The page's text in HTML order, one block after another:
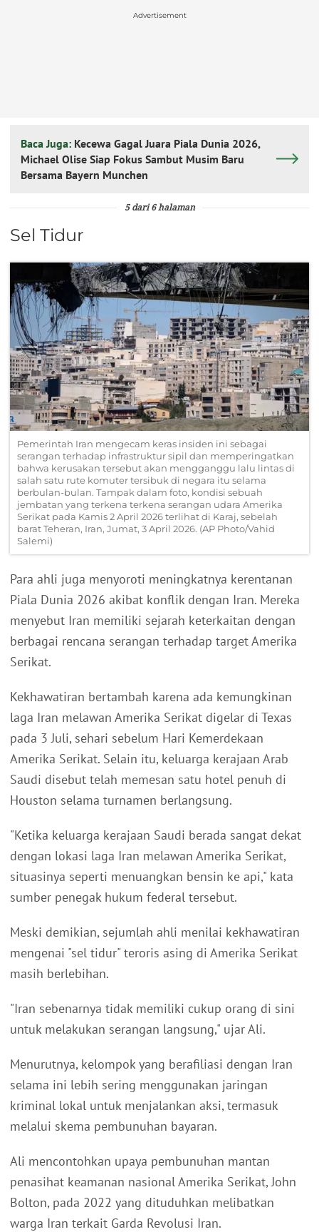
Advertisement
Baca Juga: Kecewa Gagal Juara Piala Dunia 2026,
Michael Olise Siap Fokus Sambut Musim Baru
Bersama Bayern Munchen
5 dari 6 halaman
Sel Tidur
Pemerintah Iran mengecam keras insiden ini sebagai
serangan terhadap infrastruktur sipil dan memperingatkan
bahwa kerusakan tersebut akan mengganggu lalu lintas di
salah satu rute komuter tersibuk di negara itu selama
berbulan-bulan. Tampak dalam foto, kondisi sebuah
jembatan yang terkena terkena serangan udara Amerika
Serikat pada Kamis 2 April 2026 terlihat di Karaj, sebelah
barat Teheran, Iran, Jumat, 3 April 2026. (AP Photo/Vahid
Salemi)
Para ahli juga menyoroti meningkatnya kerentanan
Piala Dunia 2026 akibat konflik dengan Iran. Mereka
menyebut Iran memiliki sejarah keterkaitan dengan
berbagai rencana serangan terhadap target Amerika
Serikat.
Kekhawatiran bertambah karena ada kemungkinan
laga Iran melawan Amerika Serikat digelar di Texas
pada 3 Juli, sehari sebelum Hari Kemerdekaan
Amerika Serikat. Selain itu, keluarga kerajaan Arab
Saudi disebut telah memesan satu hotel penuh di
Houston selama turnamen berlangsung.
"Ketika keluarga kerajaan Saudi berada sangat dekat
dengan lokasi laga Iran melawan Amerika Serikat,
situasinya seperti menuangkan bensin ke api," kata
sumber penegak hukum federal tersebut.
Meski demikian, sejumlah ahli menilai kekhawatiran
mengenai "sel tidur" teroris asing di Amerika Serikat
masih berlebihan.
"Iran sebenarnya tidak memiliki cukup orang di sini
untuk melakukan serangan langsung," ujar Ali.
Menurutnya, kelompok yang berafiliasi dengan Iran
selama ini lebih sering menggunakan jaringan
kriminal lokal untuk menjalankan aksi, termasuk
melalui skema pembunuhan bayaran.
Ali mencontohkan upaya pembunuhan mantan
penasihat keamanan nasional Amerika Serikat, John
Bolton, pada 2022 yang dituduhkan melibatkan
warga Iran terkait Garda Revolusi Iran.